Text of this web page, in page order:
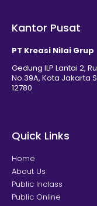
Kantor Pusat
PT Kreasi Nilai Grup
Gedung ILP Lantai 2,
No.39A, Kota Jakarta
12780
Quick Links
Home
About Us
Public Inclass
Public Online